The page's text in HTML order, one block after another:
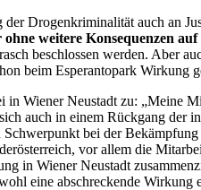
Drogenkriminalität auch an
weitere Konsequenzen
beschlossen werden. Aber
beim Esperantopark Wirkung
Wiener Neustadt zu: „Meine
auch in einem Rückgang der
bei der
vor allem die
in Wiener Neustadt
eine abschreckende